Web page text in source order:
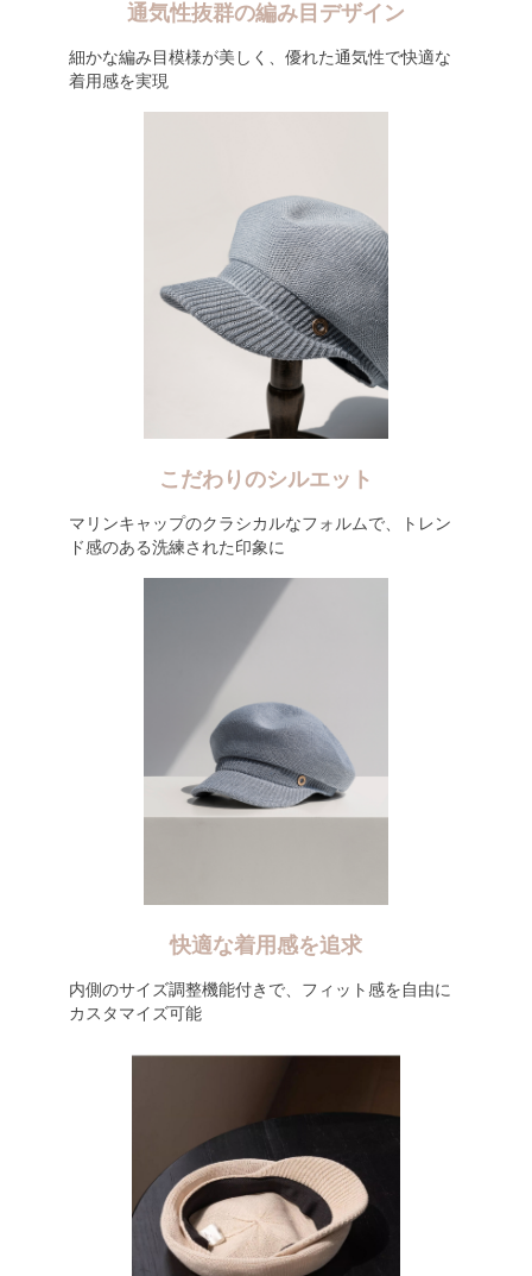
通気性抜群の編み目デザイン
細かな編み目模様が美しく、優れた通気性で快適な
着用感を実現
こだわりのシルエット
マリンキャップのクラシカルなフォルムで、トレン
ド感のある洗練された印象に
快適な着用感を追求
内側のサイズ調整機能付きで、フィット感を自由に
カスタマイズ可能